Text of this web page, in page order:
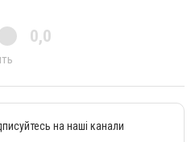
0,0
на наші канали